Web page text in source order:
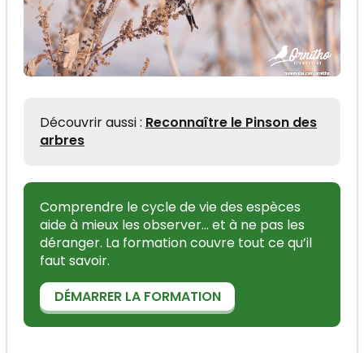
Découvrir aussi : Reconnaître le Pinson des
arbres
Comprendre le cycle de vie des espèces
aide à mieux les observer... et à ne pas les
déranger. La formation couvre tout ce qu’il
faut savoir.
DÉMARRER LA FORMATION